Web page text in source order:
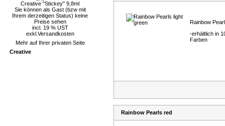
Creative "Stickey" 9,8ml
Sie können als Gast (bzw mit
Ihrem derzeitigen Status) keine
Preise sehen
incl. 19 % UST
exkl. Versandkosten
Mehr auf Ihrer privaten Seite
Creative
Rainbow
-erhältlich in
Farben
Rainbow Pearls red